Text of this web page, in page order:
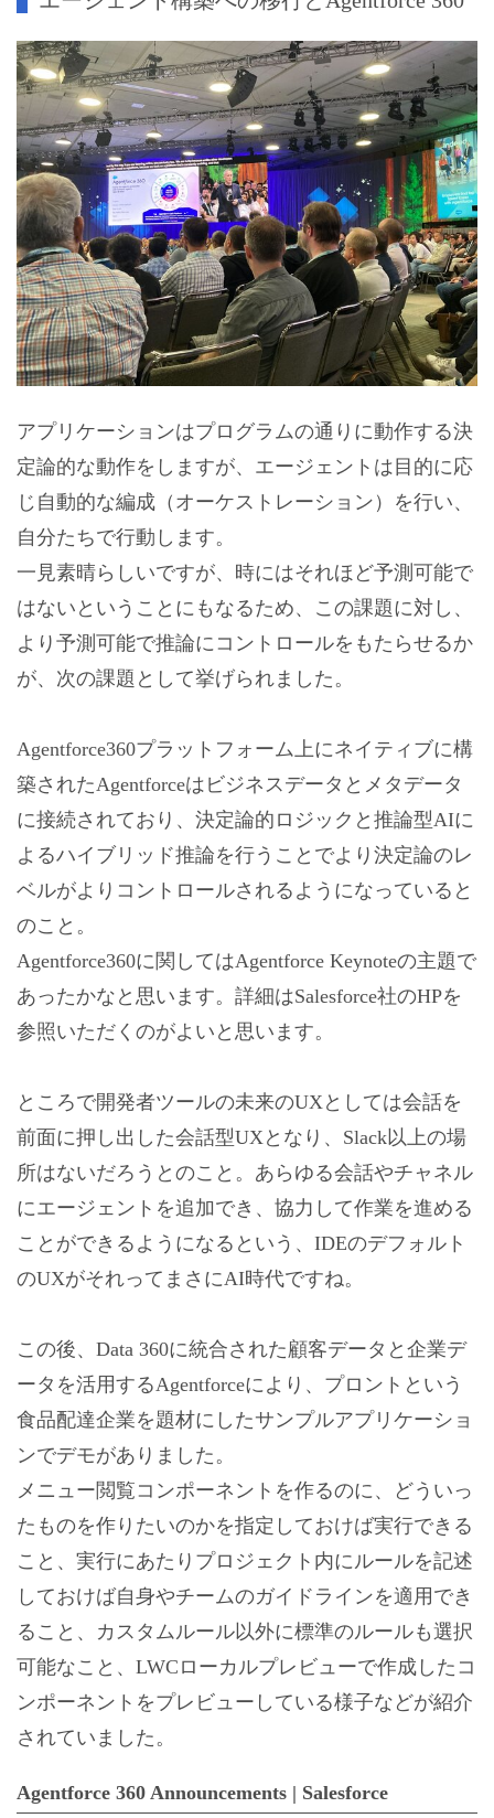
アプリケーションはプログラムの通りに動作する決
定論的な動作をしますが、エージェントは目的に応
じ自動的な編成（オーケストレーション）を行い、
自分たちで行動します。
一見素晴らしいですが、時にはそれほど予測可能で
はないということにもなるため、この課題に対し、
より予測可能で推論にコントロールをもたらせるか
が、次の課題として挙げられました。
Agentforce360プラットフォーム上にネイティブに構
築されたAgentforceはビジネスデータとメタデータ
に接続されており、決定論的ロジックと推論型AIに
よるハイブリッド推論を行うことでより決定論のレ
ベルがよりコントロールされるようになっていると
のこと。
Agentforce360に関してはAgentforce Keynoteの主題で
あったかなと思います。詳細はSalesforce社のHPを
参照いただくのがよいと思います。
ところで開発者ツールの未来のUXとしては会話を
前面に押し出した会話型UXとなり、Slack以上の場
所はないだろうとのこと。あらゆる会話やチャネル
にエージェントを追加でき、協力して作業を進める
ことができるようになるという、IDEのデフォルト
のUXがそれってまさにAI時代ですね。
この後、Data 360に統合された顧客データと企業デ
ータを活用するAgentforceにより、プロントという
食品配達企業を題材にしたサンプルアプリケーショ
ンでデモがありました。
メニュー閲覧コンポーネントを作るのに、どういっ
たものを作りたいのかを指定しておけば実行できる
こと、実行にあたりプロジェクト内にルールを記述
しておけば自身やチームのガイドラインを適用でき
ること、カスタムルール以外に標準のルールも選択
可能なこと、LWCローカルプレビューで作成したコ
ンポーネントをプレビューしている様子などが紹介
されていました。
Agentforce 360 Announcements | Salesforce